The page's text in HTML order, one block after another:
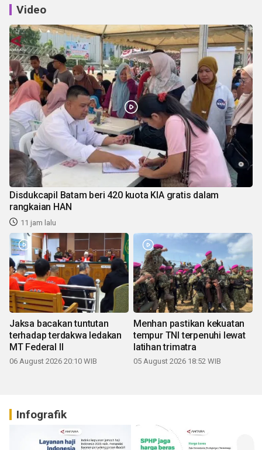
Video
Disdukcapil Batam beri 420 kuota KIA gratis dalam
rangkaian HAN
11 jam lalu
Jaksa bacakan tuntutan
terhadap terdakwa ledakan
MT Federal II
06 August 2026 20:10 WIB
Menhan pastikan kekuatan
tempur TNI terpenuhi lewat
latihan trimatra
05 August 2026 18:52 WIB
Infografik